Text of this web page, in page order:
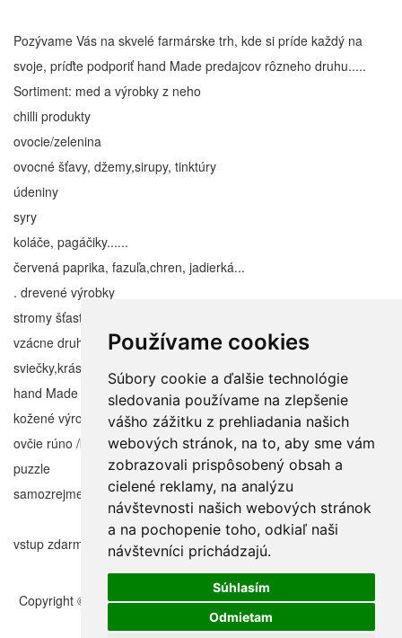
Používame cookies
Súbory cookie a ďalšie technológie
sledovania používame na zlepšenie
vášho zážitku z prehliadania našich
webových stránok, na to, aby sme vám
zobrazovali prispôsobený obsah a
cielené reklamy, na analýzu
návštevnosti našich webových stránok
a na pochopenie toho, odkiaľ naši
návštevníci prichádzajú.
Súhlasím
Odmietam
Pozývame Vás na skvelé farmárske trh, kde si príde každý na
svoje, príďte podporiť hand Made predajcov rôzneho druhu.....
Sortiment: med a výrobky z neho
chilli produkty
ovocie/zelenina
ovocné šťavy, džemy,sirupy, tinktúry
údeniny
syry
koláče, pagáčiky......
červená paprika, fazuľa,chren, jadierká...
. drevené výrobky
stromy šťastia, hand made mydlá,
vzácne druhy kameňov
sviečky,krásne dekorácie
hand Made tvorba vecičky pre detičky
kožené výrobky
ovčie rúno /kožušiny
puzzle
samozrejme to nie je všetko.......
vstup zdarma
Copyright © 2011 – 2026 | Folklorfest.sk | Vlastník práv doc. Ján
Styk | Všetky práva vyhradené